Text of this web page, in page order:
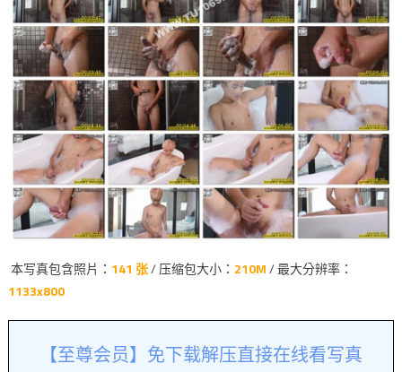
本写真包含照片： 141 张/ 压缩包大小： 210M/ 最大分辨率：
1133x800
【至尊会员】免下载解压直接在线看写真